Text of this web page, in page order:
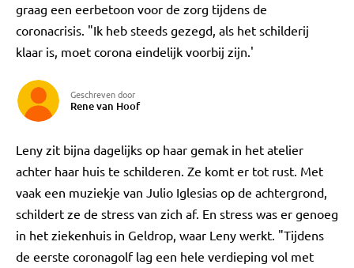
graag een eerbetoon voor de zorg tijdens de
coronacrisis. "Ik heb steeds gezegd, als het schilderij
klaar is, moet corona eindelijk voorbij zijn.'
Geschreven door
Rene van Hoof
Leny zit bijna dagelijks op haar gemak in het atelier
achter haar huis te schilderen. Ze komt er tot rust. Met
vaak een muziekje van Julio Iglesias op de achtergrond,
schildert ze de stress van zich af. En stress was er genoeg
in het ziekenhuis in Geldrop, waar Leny werkt. "Tijdens
de eerste coronagolf lag een hele verdieping vol met